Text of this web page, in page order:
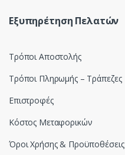
Εξυπηρέτηση Πελατών
Τρόποι Αποστολής
Τρόποι Πληρωμής – Τράπεζες
Επιστροφές
Κόστος Μεταφορικών
Όροι Χρήσης & Προϋποθέσεις